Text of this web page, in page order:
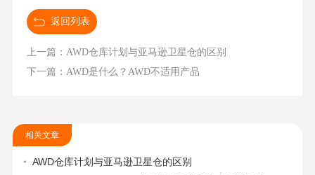
返回列表
上一篇：AWD仓库计划与亚马逊卫星仓的区别
下一篇：AWD是什么？AWD不适用产品
相关文章
AWD仓库计划与亚马逊卫星仓的区别